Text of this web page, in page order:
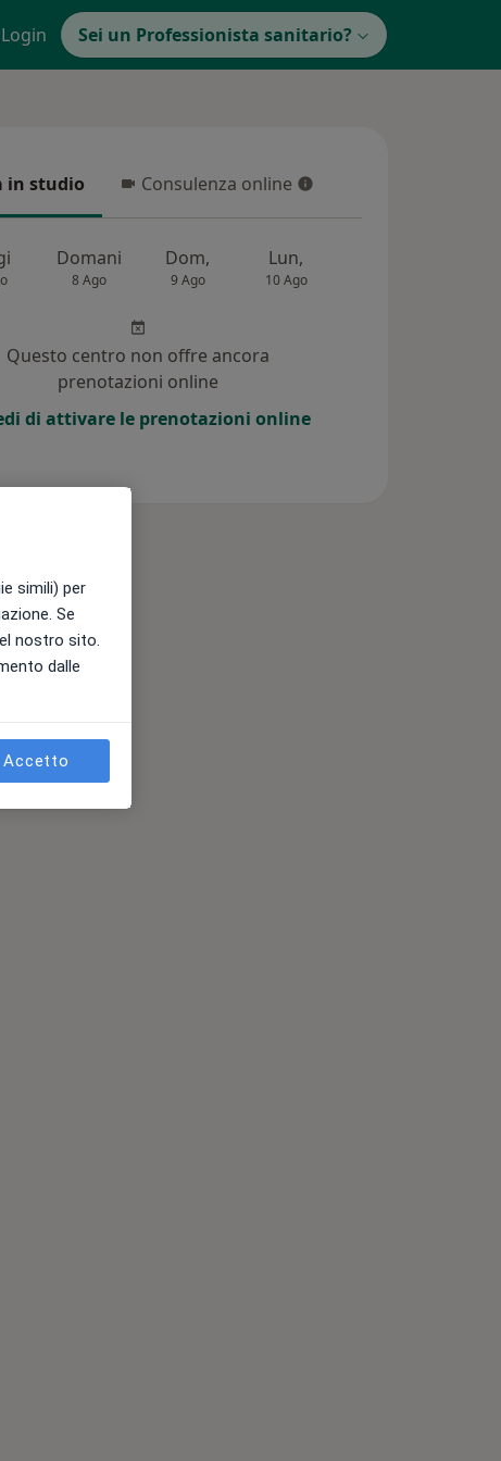
Login Sei un Professionista sanitario?
studio
in studio Consulenza online
Consulenza online
Domani
8 Ago
Dom,
9 Ago
Lun,
10 Ago
Questo centro non offre ancora
prenotazioni online
di attivare le prenotazioni online
simili) per
Se
nostro sito.
dalle
Accetto